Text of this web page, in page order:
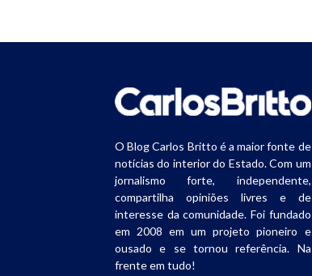
O Blog Carlos Britto é a maior fonte de
notícias do interior do Estado. Com um
jornalismo forte, independente,
compartilha opiniões livres e de
interesse da comunidade. Foi fundado
em 2008 em um projeto pioneiro e
ousado e se tornou referência. Na
frente em tudo!